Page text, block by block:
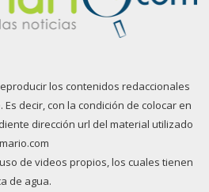
los contenidos redaccionales
decir, con la condición de colocar en
dirección url del material utilizado
de videos propios, los cuales tienen
de agua.